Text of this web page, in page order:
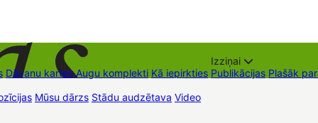
Dāvanu kartes Augu komplekti Kā iepirkties
Izziņai
Publikācijas Plašāk
Mūsu dārzs Stādu audzētava Video